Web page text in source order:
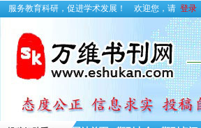
服务教育科研，促进学术发展！ 欢迎您，请 登录